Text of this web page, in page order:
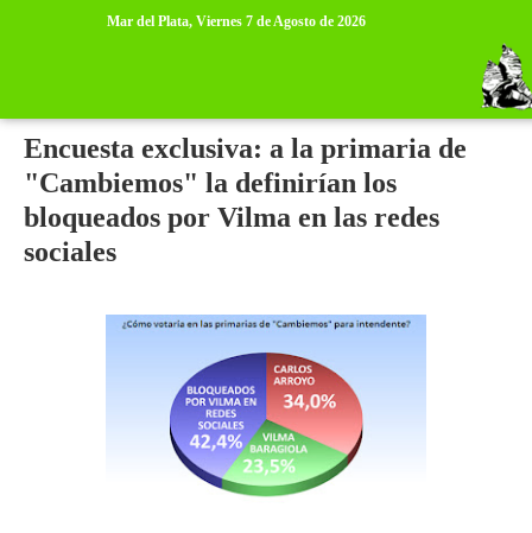
Mar del Plata, Viernes 7 de Agosto de 2026
Encuesta exclusiva: a la primaria de
"Cambiemos" la definirían los
bloqueados por Vilma en las redes
sociales